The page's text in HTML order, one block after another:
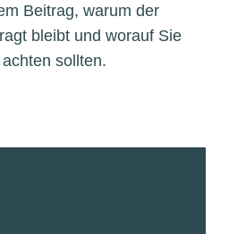
Beitrag, warum der
bleibt und worauf Sie
sollten.